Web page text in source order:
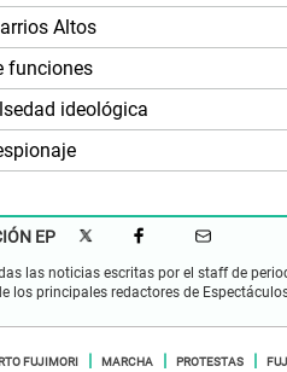
Altos
funciones
ideológica
EP
las noticias escritas por el staff de
los principales redactores de
FUJIMORI MARCHA PROTESTAS